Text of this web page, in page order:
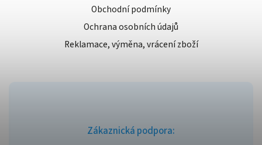
Zákaznická podpora:
Obchodní podmínky
Ochrana osobních údajů
Reklamace, výměna, vrácení zboží